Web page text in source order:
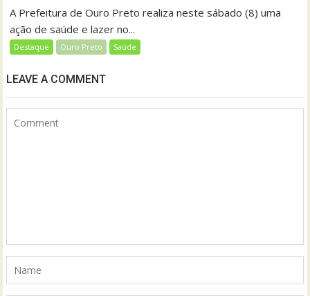
A Prefeitura de Ouro Preto realiza neste sábado (8) uma
ação de saúde e lazer no...
Destaque Ouro Preto Saúde
LEAVE A COMMENT